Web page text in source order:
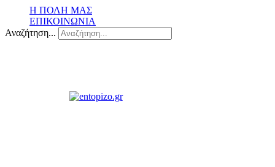
Η ΠΟΛΗ ΜΑΣ
ΕΠΙΚΟΙΝΩΝΙΑ
Αναζήτηση...